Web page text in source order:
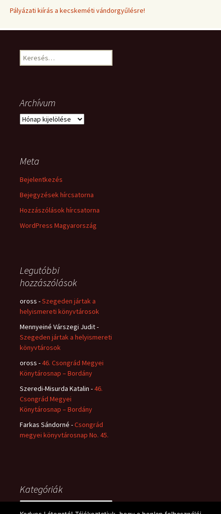
Pályázati kiírás a kecskeméti vándorgyűlésre!
Keresés:
Archívum
Archívum
Meta
Bejelentkezés
Bejegyzések hírcsatorna
Hozzászólások hírcsatorna
WordPress Magyarország
Legutóbbi
hozzászólások
oross -Szegeden jártak a
helyismereti könyvtárosok
Mennyeiné Várszegi Judit-
Szegeden jártak a helyismereti
könyvtárosok
oross -46. Csongrád Megyei
Könytárosnap – Bordány
Szeredi-Misurda Katalin -46.
Csongrád Megyei
Könytárosnap – Bordány
Farkas Sándorné -Csongrád
megyei könyvtárosnap No. 45.
Kategóriák
Kategóriák